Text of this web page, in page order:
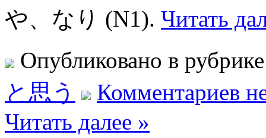
や、なり (N1). Читать
Опубликовано в
と思う
Комментариев
Читать далее »